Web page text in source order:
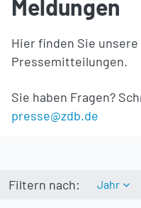
Meldungen
Hier finden Sie
Pressemitteilungen.
Sie haben Fragen?
presse@zdb.de
Filtern nach: Jahr